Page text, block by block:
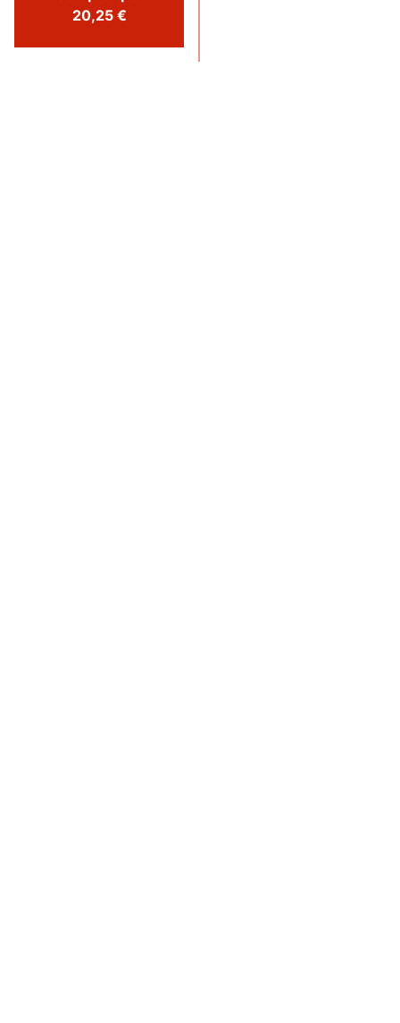
20,25 €